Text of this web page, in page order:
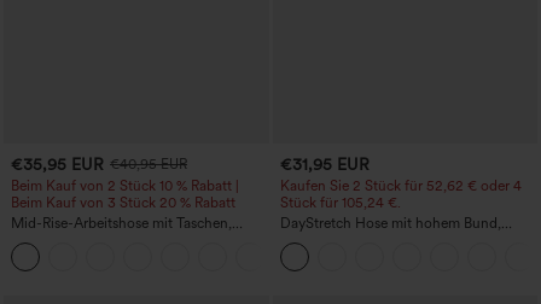
€35,95 EUR €40,95 EUR
Beim Kauf von 2 Stück 10 % Rabatt |
Beim Kauf von 3 Stück 20 % Rabatt
Mid-Rise-Arbeitshose mit Taschen,
Barrel-Leg und weiter Passform
€31,95 EUR
Kaufen Sie 2 Stück für 52,62 € oder 4
Stück für 105,24 €.
DayStretch Hose mit hohem Bund,
Barrel-Leg und Taschen